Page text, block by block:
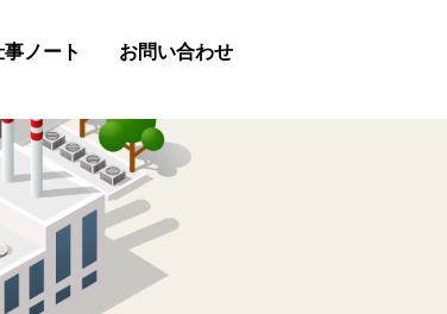
事ノート お問い合わせ
お問い合わせフォーム
LINE
Chatwork
お電話（0847-45-2488）